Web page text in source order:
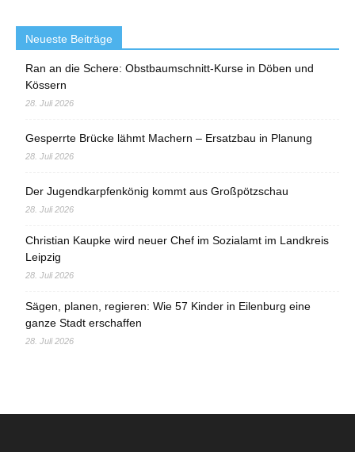
Neueste Beiträge
Ran an die Schere: Obstbaumschnitt-Kurse in Döben und
Kössern
28. Juli 2026
Gesperrte Brücke lähmt Machern – Ersatzbau in Planung
28. Juli 2026
Der Jugendkarpfenkönig kommt aus Großpötzschau
28. Juli 2026
Christian Kaupke wird neuer Chef im Sozialamt im Landkreis
Leipzig
28. Juli 2026
Sägen, planen, regieren: Wie 57 Kinder in Eilenburg eine
ganze Stadt erschaffen
28. Juli 2026